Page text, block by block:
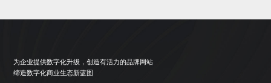
为企业提供数字化升级，创造有活力的品牌网站
缔造数字化商业生态新蓝图